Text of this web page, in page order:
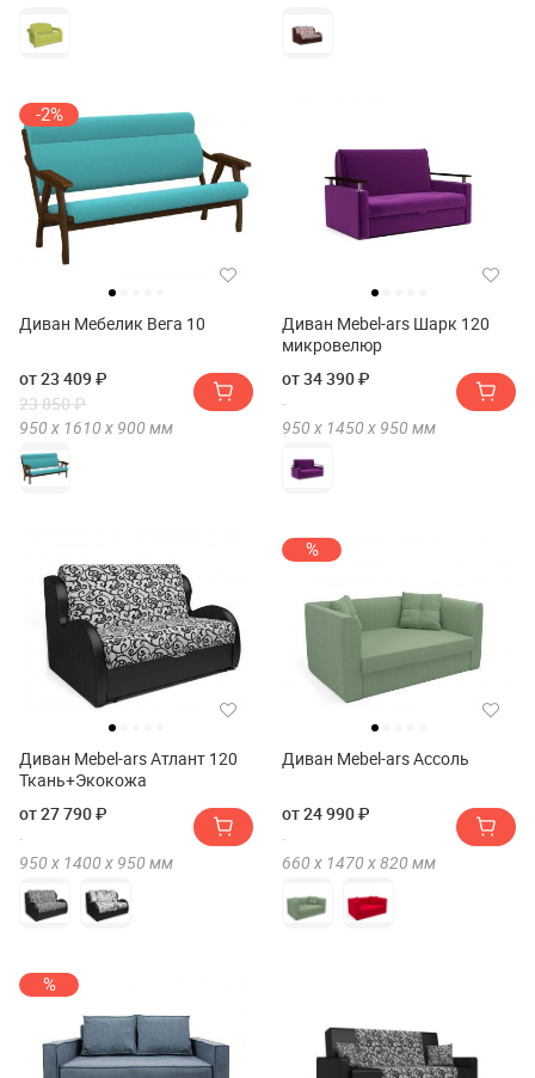
-2%
Диван Мебелик Вега 10
от 23 409 ₽
23 850 ₽
950 х 1610 х 900 мм
Диван Mebel-ars Шарк 120
микровелюр
от 34 390 ₽
950 х 1450 х 950 мм
Диван Mebel-ars Атлант 120
Ткань+Экокожа
от 27 790 ₽
950 х 1400 х 950 мм
%
Диван Mebel-ars Ассоль
от 24 990 ₽
660 х 1470 х820 мм
%